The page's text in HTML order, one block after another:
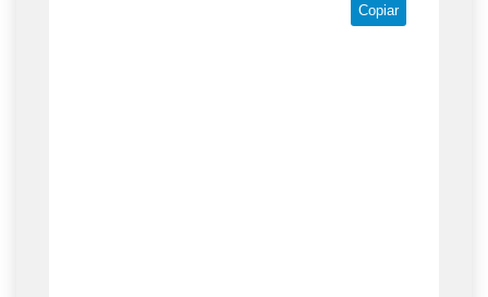
Copiar